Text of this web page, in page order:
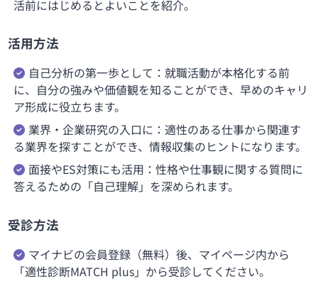
活前にはじめるとよいことを紹介。
活用方法
自己分析の第一歩として：就職活動が本格化する前
に、自分の強みや価値観を知ることができ、早めのキャリ
ア形成に役立ちます。
業界・企業研究の入口に：適性のある仕事から関連す
る業界を探すことができ、情報収集のヒントになります。
面接やES対策にも活用：性格や仕事観に関する質問に
答えるための「自己理解」を深められます。
受診方法
マイナビの会員登録（無料）後、マイページ内から
「適性診断MATCH plus」から受診してください。